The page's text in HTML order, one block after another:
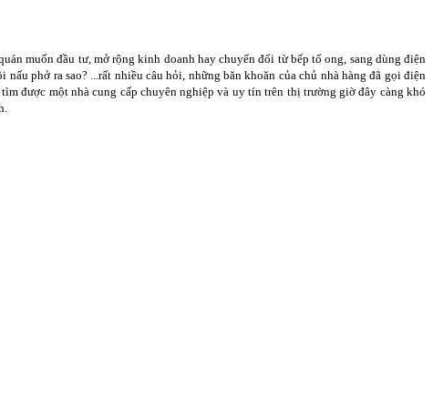
muốn đầu tư, mở rộng kinh doanh hay chuyển đổi từ bếp tổ ong, sang dùng điện
phở ra sao? ...rất nhiều câu hỏi, những băn khoăn của chủ nhà hàng đã gọi điện
được một nhà cung cấp chuyên nghiệp và uy tín trên thị trường giờ đây càng khó